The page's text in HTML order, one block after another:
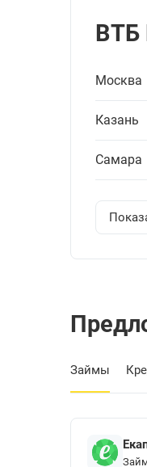
ВТБ
Москва
Казань
Самара
Займы